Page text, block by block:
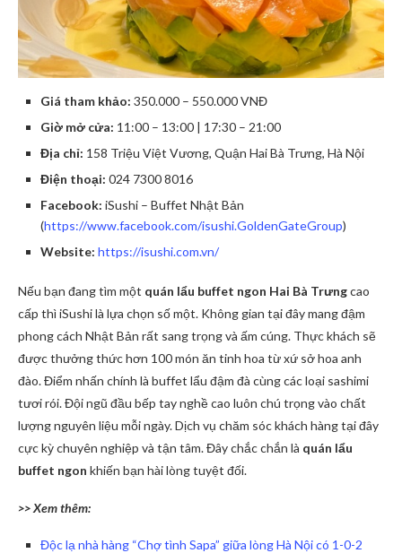
Giá tham khảo: 350.000 – 550.000 VNĐ
Giờ mở cửa: 11:00 – 13:00 | 17:30 – 21:00
Địa chỉ: 158 Triệu Việt Vương, Quận Hai Bà Trưng, Hà Nội
Điện thoại: 024 7300 8016
Facebook: iSushi – Buffet Nhật Bản
(https://www.facebook.com/isushi.GoldenGateGroup)
Website: https://isushi.com.vn/
Nếu bạn đang tìm một quán lẩu buffet ngon Hai Bà Trưngcao
cấp thì iSushi là lựa chọn số một. Không gian tại đây mang đậm
phong cách Nhật Bản rất sang trọng và ấm cúng. Thực khách sẽ
được thưởng thức hơn 100 món ăn tinh hoa từ xứ sở hoa anh
đào. Điểm nhấn chính là buffet lẩu đậm đà cùng các loại sashimi
tươi rói. Đội ngũ đầu bếp tay nghề cao luôn chú trọng vào chất
lượng nguyên liệu mỗi ngày. Dịch vụ chăm sóc khách hàng tại đây
cực kỳ chuyên nghiệp và tận tâm. Đây chắc chắn là quán lẩu
buffet ngon khiến bạn hài lòng tuyệt đối.
>> Xem thêm:
Độc lạ nhà hàng “Chợ tình Sapa” giữa lòng Hà Nội có 1-0-2